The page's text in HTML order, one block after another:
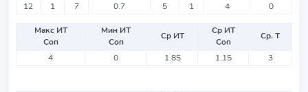
12
1 7 0.7 5 1 4 0
Макс ИТ
Соп
Мин ИТ
Соп
Ср ИТ
Ср ИТ
Соп
Ср. Т
4
0 1.85 1.15 3